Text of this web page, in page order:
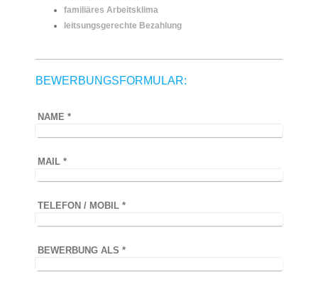
familiäres Arbeitsklima
leitsungsgerechte Bezahlung
BEWERBUNGSFORMULAR:
NAME *
MAIL *
TELEFON / MOBIL *
BEWERBUNG ALS *